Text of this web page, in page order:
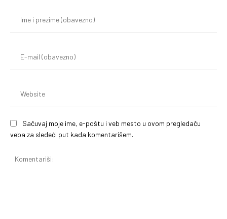
Sačuvaj moje ime, e-poštu i veb mesto u ovom pregledaču
veba za sledeći put kada komentarišem.